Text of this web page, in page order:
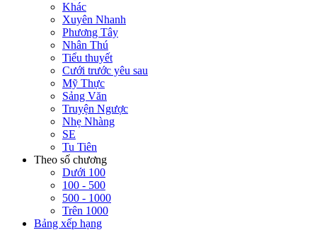
Khác
Xuyên Nhanh
Phương Tây
Nhân Thú
Tiểu thuyết
Cưới trước yêu sau
Mỹ Thực
Sảng Văn
Truyện Ngược
Nhẹ Nhàng
SE
Tu Tiên
Theo số chương
Dưới 100
100 - 500
500 - 1000
Trên 1000
Bảng xếp hạng